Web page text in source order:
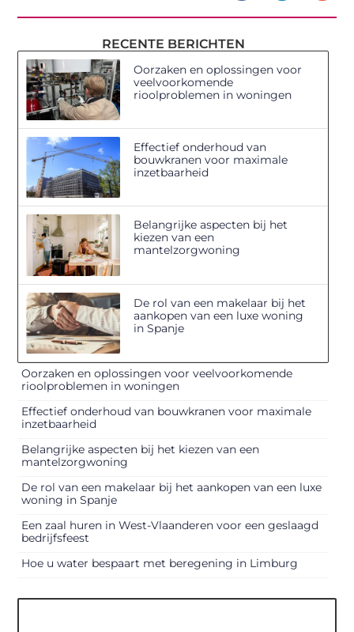
RECENTE BERICHTEN
Oorzaken en oplossingen voor
veelvoorkomende
rioolproblemen in woningen
Effectief onderhoud van
bouwkranen voor maximale
inzetbaarheid
Belangrijke aspecten bij het
kiezen van een
mantelzorgwoning
De rol van een makelaar bij het
aankopen van een luxe woning
in Spanje
Oorzaken en oplossingen voor veelvoorkomende
rioolproblemen in woningen
Effectief onderhoud van bouwkranen voor maximale
inzetbaarheid
Belangrijke aspecten bij het kiezen van een
mantelzorgwoning
De rol van een makelaar bij het aankopen van een luxe
woning in Spanje
Een zaal huren in West-Vlaanderen voor een geslaagd
bedrijfsfeest
Hoe u water bespaart met beregening in Limburg